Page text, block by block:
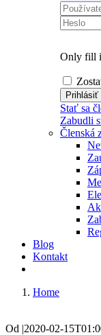
Only fill
Stať sa
Zabudli
Členská
Blog
Kontakt
Home
Od |2020-02-